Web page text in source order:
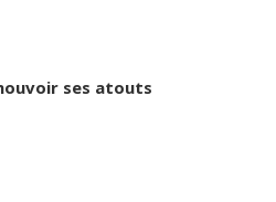
ses atouts